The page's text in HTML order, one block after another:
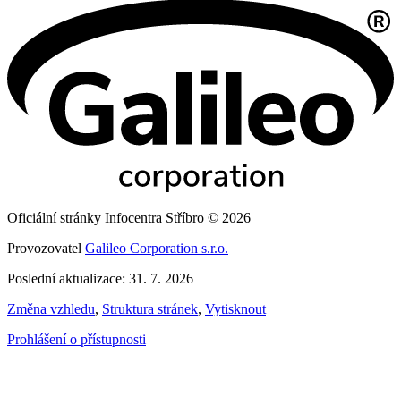
Oficiální stránky Infocentra Stříbro © 2026
Provozovatel Galileo Corporation s.r.o.
Poslední aktualizace: 31. 7. 2026
Změna vzhledu, Struktura stránek, Vytisknout
Prohlášení o přístupnosti